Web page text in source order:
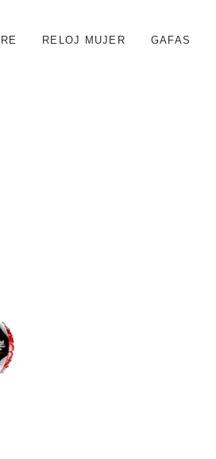
RELOJ MUJER GAFAS